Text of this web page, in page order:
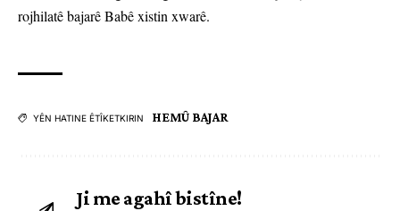
rojhilatê bajarê Babê xistin xwarê.
YÊN HATINE ÊTÎKETKIRIN HEMÛ BAJAR
Ji me agahî bistîne!